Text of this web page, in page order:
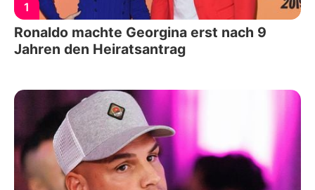
1
Ronaldo machte Georgina erst nach 9
Jahren den Heiratsantrag